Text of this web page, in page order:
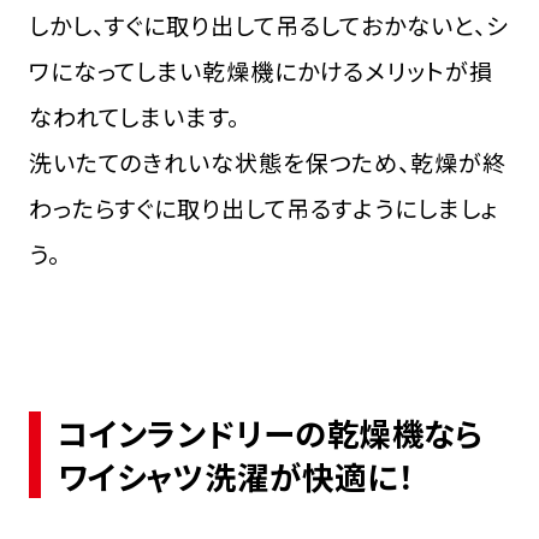
しかし、すぐに取り出して吊るしておかないと、シ
ワになってしまい乾燥機にかけるメリットが損
なわれてしまいます。
洗いたてのきれいな状態を保つため、乾燥が終
わったらすぐに取り出して吊るすようにしましょ
う。
コインランドリーの乾燥機なら
ワイシャツ洗濯が快適に！